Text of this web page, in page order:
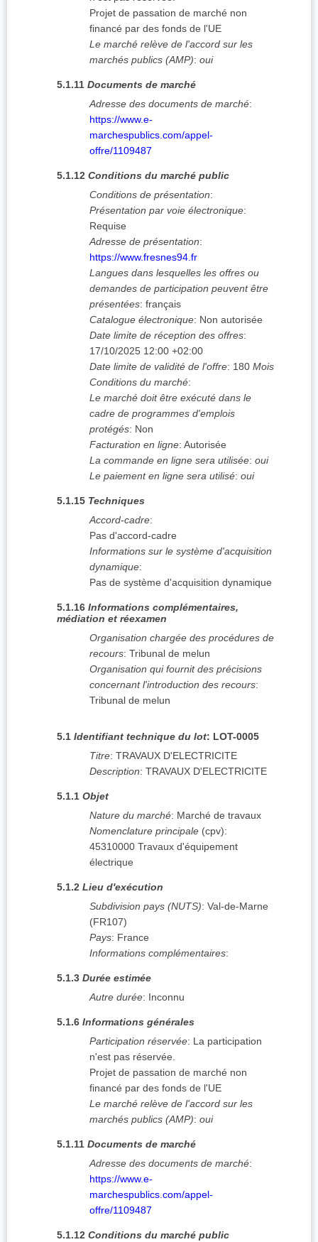
Projet de passation de marché non
financé par des fonds de l'UE
Le marché relève de l'accord sur les
marchés publics (AMP): oui
5.1.11 Documents de marché
Adresse des documents de marché:
https://www.e-
marchespublics.com/appel-
offre/1109487
5.1.12 Conditions du marché public
Conditions de présentation:
Présentation par voie électronique:
Requise
Adresse de présentation:
https://www.fresnes94.fr
Langues dans lesquelles les offres ou
demandes de participation peuvent être
présentées: français
Catalogue électronique: Non autorisée
Date limite de réception des offres:
17/10/2025 12:00 +02:00
Date limite de validité de l'offre: 180 Mois
Conditions du marché:
Le marché doit être exécuté dans le
cadre de programmes d'emplois
protégés: Non
Facturation en ligne: Autorisée
La commande en ligne sera utilisée: oui
Le paiement en ligne sera utilisé: oui
5.1.15 Techniques
Accord-cadre:
Pas d'accord-cadre
Informations sur le système d'acquisition
dynamique:
Pas de système d'acquisition dynamique
5.1.16 Informations complémentaires,
médiation et réexamen
Organisation chargée des procédures de
recours: Tribunal de melun
Organisation qui fournit des précisions
concernant l'introduction des recours:
Tribunal de melun
5.1 Identifiant technique du lot: LOT-0005
Titre: TRAVAUX D'ELECTRICITE
Description: TRAVAUX D'ELECTRICITE
5.1.1 Objet
Nature du marché: Marché de travaux
Nomenclature principale (cpv):
45310000 Travaux d'équipement
électrique
5.1.2 Lieu d'exécution
Subdivision pays (NUTS): Val-de-Marne
(FR107)
Pays: France
Informations complémentaires:
5.1.3 Durée estimée
Autre durée: Inconnu
5.1.6 Informations générales
Participation réservée: La participation
n'est pas réservée.
Projet de passation de marché non
financé par des fonds de l'UE
Le marché relève de l'accord sur les
marchés publics (AMP): oui
5.1.11 Documents de marché
Adresse des documents de marché:
https://www.e-
marchespublics.com/appel-
offre/1109487
5.1.12 Conditions du marché public